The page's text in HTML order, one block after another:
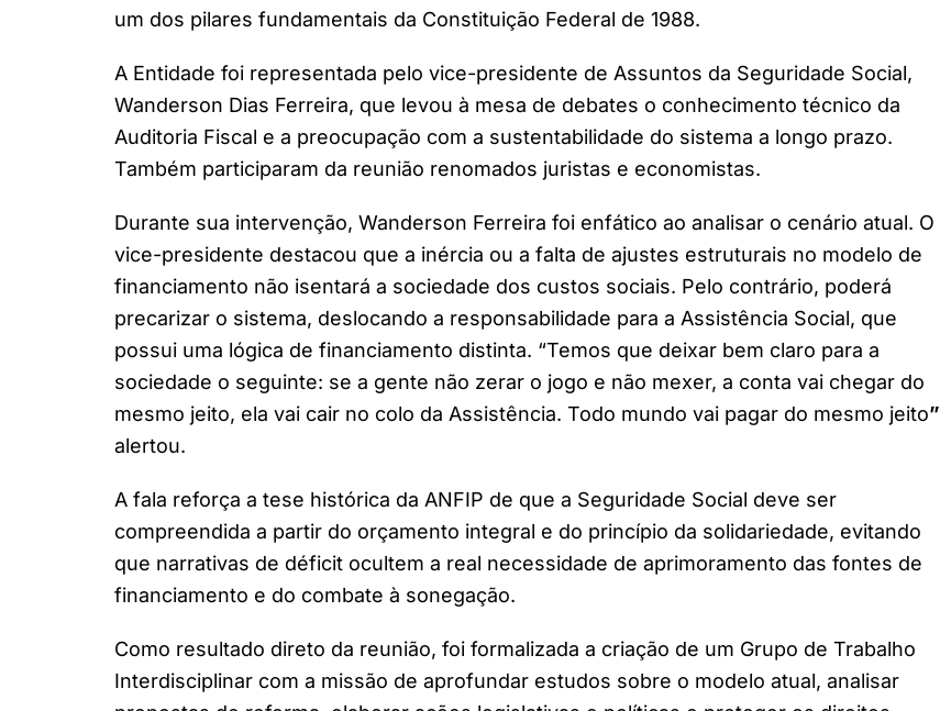
um dos pilares fundamentais da Constituição Federal de 1988.
A Entidade foi representada pelo vice-presidente de Assuntos da Seguridade Social,
Wanderson Dias Ferreira, que levou à mesa de debates o conhecimento técnico da
Auditoria Fiscal e a preocupação com a sustentabilidade do sistema a longo prazo.
Também participaram da reunião renomados juristas e economistas.
Durante sua intervenção, Wanderson Ferreira foi enfático ao analisar o cenário atual. O
vice-presidente destacou que a inércia ou a falta de ajustes estruturais no modelo de
financiamento não isentará a sociedade dos custos sociais. Pelo contrário, poderá
precarizar o sistema, deslocando a responsabilidade para a Assistência Social, que
possui uma lógica de financiamento distinta. “Temos que deixar bem claro para a
sociedade o seguinte: se a gente não zerar o jogo e não mexer, a conta vai chegar do
mesmo jeito, ela vai cair no colo da Assistência. Todo mundo vai pagar do mesmo jeito”
alertou.
A fala reforça a tese histórica da ANFIP de que a Seguridade Social deve ser
compreendida a partir do orçamento integral e do princípio da solidariedade, evitando
que narrativas de déficit ocultem a real necessidade de aprimoramento das fontes de
financiamento e do combate à sonegação.
Como resultado direto da reunião, foi formalizada a criação de um Grupo de Trabalho
Interdisciplinar com a missão de aprofundar estudos sobre o modelo atual, analisar